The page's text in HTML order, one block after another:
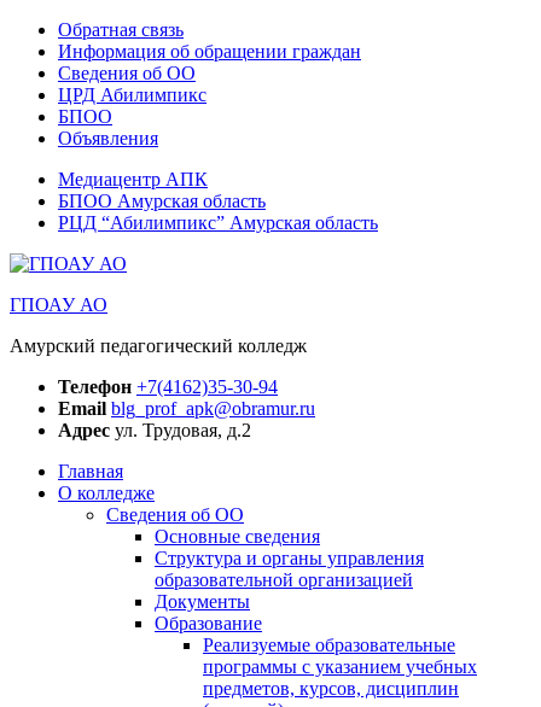
Обратная связь
Информация об обращении граждан
Сведения об ОО
ЦРД Абилимпикс
БПОО
Объявления
Медиацентр АПК
БПОО Амурская область
РЦД “Абилимпикс” Амурская область
ГПОАУ АО
Амурский педагогический колледж
Телефон +7(4162)35-30-94
Email blg_prof_apk@obramur.ru
Адрес ул. Трудовая, д.2
Главная
О колледже
Сведения об ОО
Основные сведения
Структура и органы управления
образовательной организацией
Документы
Образование
Реализуемые образовательные
программы с указанием учебных
предметов, курсов, дисциплин